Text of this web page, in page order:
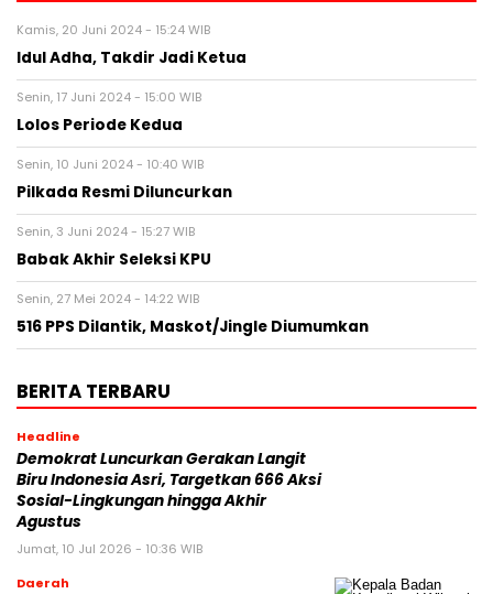
Kamis, 20 Juni 2024 - 15:24 WIB
Idul Adha, Takdir Jadi Ketua
Senin, 17 Juni 2024 - 15:00 WIB
Lolos Periode Kedua
Senin, 10 Juni 2024 - 10:40 WIB
Pilkada Resmi Diluncurkan
Senin, 3 Juni 2024 - 15:27 WIB
Babak Akhir Seleksi KPU
Senin, 27 Mei 2024 - 14:22 WIB
516 PPS Dilantik, Maskot/Jingle Diumumkan
BERITA TERBARU
Headline
Demokrat Luncurkan Gerakan Langit
Biru Indonesia Asri, Targetkan 666 Aksi
Sosial-Lingkungan hingga Akhir
Agustus
Jumat, 10 Jul 2026 - 10:36 WIB
Daerah